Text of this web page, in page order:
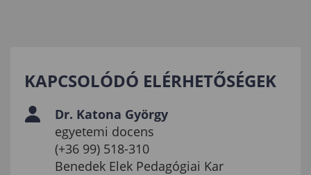
KAPCSOLÓDÓ ELÉRHETŐSÉGEK
Dr. Katona György
egyetemi docens
(+36 99) 518-310
Benedek Elek Pedagógiai Kar